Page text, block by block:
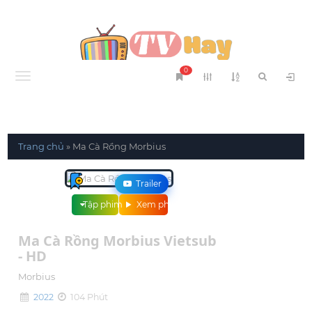
Menu
0
Trang chủ » Ma Cà Rồng Morbius
Trailer
Xem phim
Tập phim
Ma Cà Rồng Morbius Vietsub
- HD
Morbius
2022
104 Phút